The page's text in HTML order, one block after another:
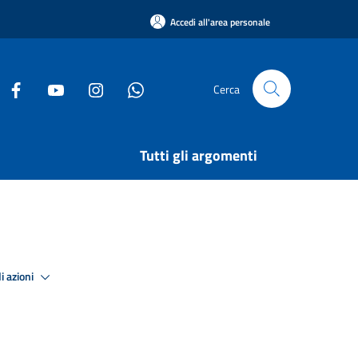
Accedi all'area personale
Cerca
Tutti gli argomenti
azioni